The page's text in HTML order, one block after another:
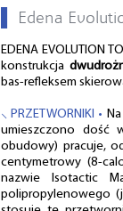
Edena
EDENA EVOLUTION
konstrukcja
bas-refleksem
⸜ PRZETWORNIKI •
umieszczono dość
obudowy) pracuje,
centymetrowy (8-
nazwie Isotactic
polipropylenowego